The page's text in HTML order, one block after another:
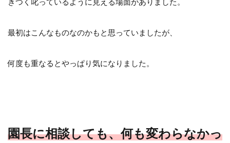
最初はこんなものなのかもと思っていましたが、
何度も重なるとやっぱり気になりました。
園長に相談しても、何も変わらなかっ